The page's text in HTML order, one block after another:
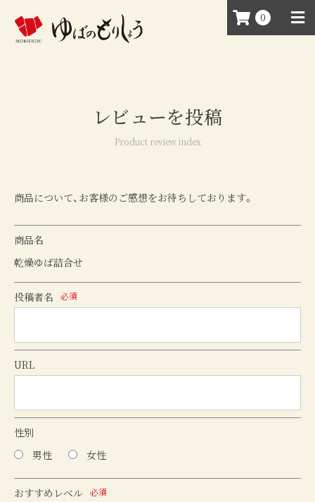
0
レビューを投稿
Product review index
商品について、お客様のご感想をお待ちしております。
商品名
乾燥ゆば詰合せ
投稿者名 必須
URL
性別
男性
女性
おすすめレベル 必須